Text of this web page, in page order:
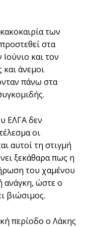
των
στα
και τον
άνεμοι
πάνω στα
ΕΛΓΑ δεν
οι
αυτοί τη στιγμή
ξεκάθαρα πως η
του χαμένου
ανάγκη, ώστε ο
βιώσιμος.
περίοδο ο Λάκης